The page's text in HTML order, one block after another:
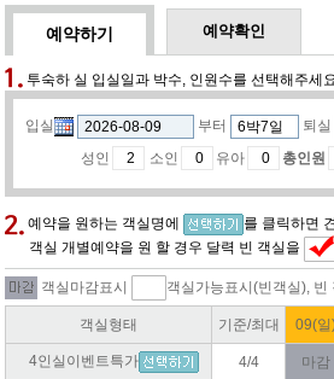
예약하기 예약확인
투숙하 실 입실일과 박수, 인원수를 선택해주세
입실 부터
퇴실
성인
소인 유아 총인원
예약을 원하는 객실명에
를 클릭하면
객실 개별예약을 원 할 경우 달력 빈 객실을
객실마감표시 객실가능표시(빈객실),
객실형태 기준/최대 09(일
4인실이벤트특가 4/4 마감